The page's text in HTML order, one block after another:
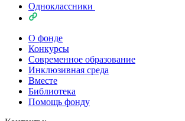
Одноклассники
О фонде
Конкурсы
Современное образование
Инклюзивная среда
Вместе
Библиотека
Помощь фонду